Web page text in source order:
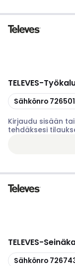
TELEVES-
Kopioi
Sähkönro
Kirjaudu sisään
tehdäksesi
TELEVES-
Kopioi
Sähkönro